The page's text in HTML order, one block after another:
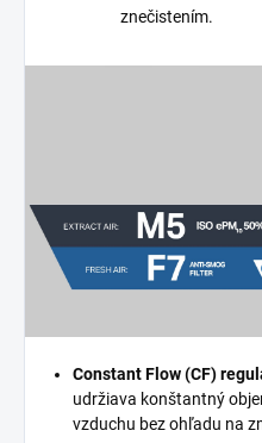
znečistením.
Constant Flow (CF)
udržiava konštantný
vzduchu bez ohľadu na